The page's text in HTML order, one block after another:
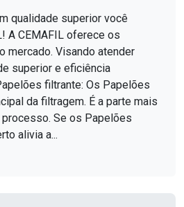
qualidade superior você
A CEMAFIL oferece os
mercado. Visando atender
superior e eficiência
filtrante: Os Papelões
da filtragem. É a parte mais
Se os Papelões
alivia a...